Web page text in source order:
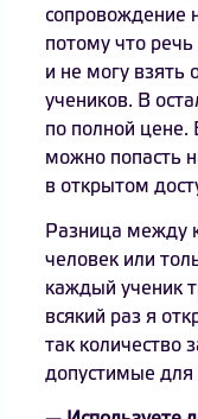
сопровождение
потому что
и не могу взять
учеников. В
по полной цене.
можно попасть
в открытом
Разница между
человек или
каждый ученик
всякий раз я
так количество
допустимые